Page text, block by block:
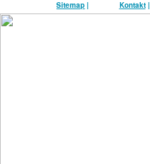
Sitemap | Kontakt|